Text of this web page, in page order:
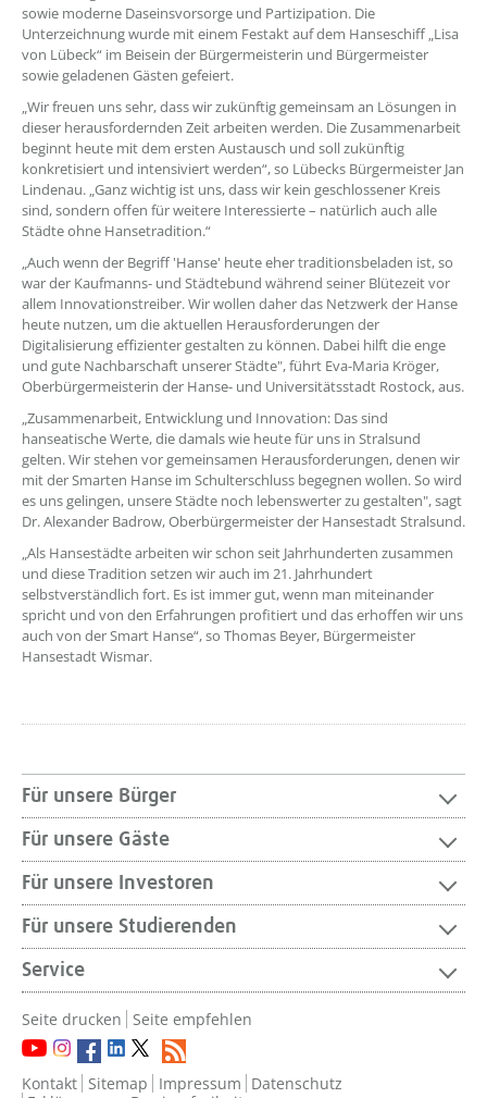
sowie moderne Daseinsvorsorge und Partizipation. Die
Unterzeichnung wurde mit einem Festakt auf dem Hanseschiff „Lisa
von Lübeck“ im Beisein der Bürgermeisterin und Bürgermeister
sowie geladenen Gästen gefeiert.
„Wir freuen uns sehr, dass wir zukünftig gemeinsam an Lösungen in
dieser herausfordernden Zeit arbeiten werden. Die Zusammenarbeit
beginnt heute mit dem ersten Austausch und soll zukünftig
konkretisiert und intensiviert werden“, so Lübecks Bürgermeister Jan
Lindenau. „Ganz wichtig ist uns, dass wir kein geschlossener Kreis
sind, sondern offen für weitere Interessierte – natürlich auch alle
Städte ohne Hansetradition.“
„Auch wenn der Begriff 'Hanse' heute eher traditionsbeladen ist, so
war der Kaufmanns- und Städtebund während seiner Blütezeit vor
allem Innovationstreiber. Wir wollen daher das Netzwerk der Hanse
heute nutzen, um die aktuellen Herausforderungen der
Digitalisierung effizienter gestalten zu können. Dabei hilft die enge
und gute Nachbarschaft unserer Städte", führt Eva-Maria Kröger,
Oberbürgermeisterin der Hanse- und Universitätsstadt Rostock, aus.
„Zusammenarbeit, Entwicklung und Innovation: Das sind
hanseatische Werte, die damals wie heute für uns in Stralsund
gelten. Wir stehen vor gemeinsamen Herausforderungen, denen wir
mit der Smarten Hanse im Schulterschluss begegnen wollen. So wird
es uns gelingen, unsere Städte noch lebenswerter zu gestalten", sagt
Dr. Alexander Badrow, Oberbürgermeister der Hansestadt Stralsund.
„Als Hansestädte arbeiten wir schon seit Jahrhunderten zusammen
und diese Tradition setzen wir auch im 21. Jahrhundert
selbstverständlich fort. Es ist immer gut, wenn man miteinander
spricht und von den Erfahrungen profitiert und das erhoffen wir uns
auch von der Smart Hanse“, so Thomas Beyer, Bürgermeister
Hansestadt Wismar.
Für unsere Bürger
Für unsere Gäste
Für unsere Investoren
Für unsere Studierenden
Service
Seite drucken Seite empfehlen
Kontakt Sitemap Impressum Datenschutz